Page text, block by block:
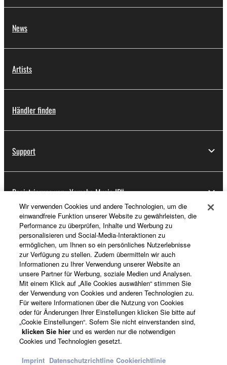
News
Artists
Händler finden
Support
Registrierung von „Yamaha Music ID“
Über Yamaha
Schweiz Suisse Svizzera - German
Business
Wir verwenden Cookies und andere Technologien, um die
einwandfreie Funktion unserer Website zu gewährleisten, die
Performance zu überprüfen, Inhalte und Werbung zu
personalisieren und Social-Media-Interaktionen zu
ermöglichen, um Ihnen so ein persönliches Nutzerlebnisse
zur Verfügung zu stellen. Zudem übermitteln wir auch
Informationen zu Ihrer Verwendung unserer Website an
unsere Partner für Werbung, soziale Medien und Analysen.
Mit einem Klick auf „Alle Cookies auswählen“ stimmen Sie
der Verwendung von Cookies und anderen Technologien zu.
Für weitere Informationen über die Nutzung von Cookies
oder für Änderungen Ihrer Einstellungen klicken Sie bitte auf
„Cookie Einstellungen“. Sofern Sie nicht einverstanden sind,
klicken Sie hier und es werden nur die notwendigen
Cookies und Technologien gesetzt.
Imprint Datenschutzrichtline Cookierichtlinie